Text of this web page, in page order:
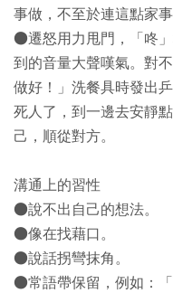
事做，不至於連這點家
●遷怒用力甩門，「咚
到的音量大聲嘆氣。對
做好！」洗餐具時發出
死人了，到一邊去安靜
己，順從對方。
溝通上的習性
●說不出自己的想法。
●像在找藉口。
●說話拐彎抹角。
●常語帶保留，例如：